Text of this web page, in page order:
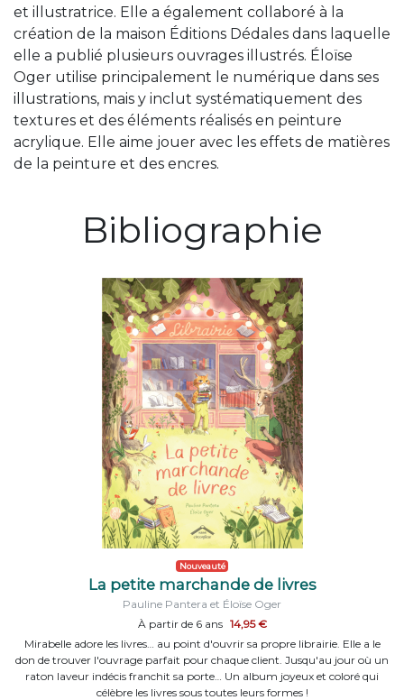
et illustratrice. Elle a également collaboré à la
création de la maison Éditions Dédales dans laquelle
elle a publié plusieurs ouvrages illustrés. Éloïse
Oger utilise principalement le numérique dans ses
illustrations, mais y inclut systématiquement des
textures et des éléments réalisés en peinture
acrylique. Elle aime jouer avec les effets de matières
de la peinture et des encres.
Bibliographie
Nouveauté
La petite marchande de livres
Pauline Pantera et Éloïse Oger
À partir de 6 ans 14,95 €
Mirabelle adore les livres… au point d'ouvrir sa propre librairie. Elle a le
don de trouver l'ouvrage parfait pour chaque client. Jusqu'au jour où un
raton laveur indécis franchit sa porte… Un album joyeux et coloré qui
célèbre les livres sous toutes leurs formes !